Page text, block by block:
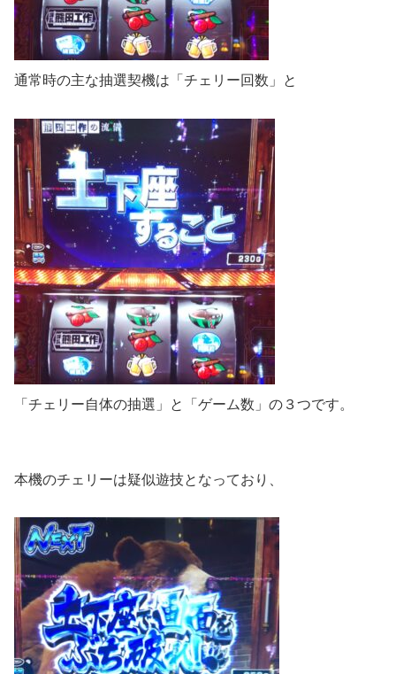
通常時の主な抽選契機は「チェリー回数」と
「チェリー自体の抽選」と「ゲーム数」の３つです。
本機のチェリーは疑似遊技となっており、